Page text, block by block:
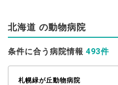
北海道 の動物病院
条件に合う病院情報 493件
札幌緑が丘動物病院